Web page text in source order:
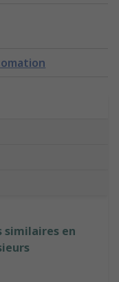
similaires en